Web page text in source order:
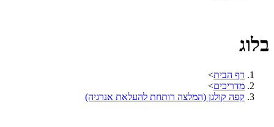
בלוג
דף הבית>
מדריכים>
קפה קולגן (המלצה רותחת להעלאת אנרגיה)